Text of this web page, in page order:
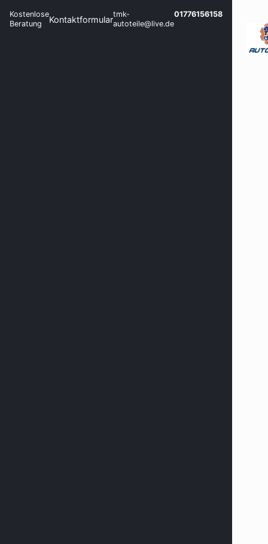
Kostenlose
Beratung
Kontaktformulartmk-
autoteile@live.de
01776156158